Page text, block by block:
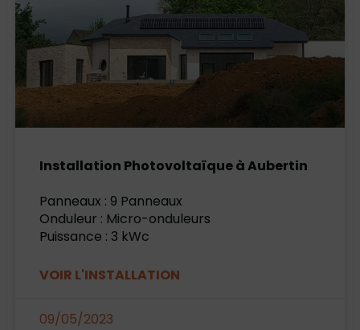
Installation Photovoltaïque à Aubertin
Panneaux : 9 Panneaux
Onduleur : Micro-onduleurs
Puissance : 3 kWc
VOIR L'INSTALLATION
09/05/2023